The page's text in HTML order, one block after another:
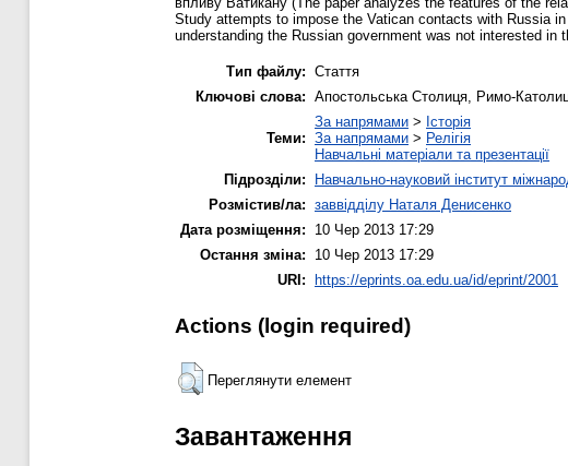
Study attempts to impose the Vatican contacts with Russia
understanding the Russian government was not interested
Тип файлу: Стаття
Ключові слова: Апостольська Cтолиця, Римо-
Теми:
За напрямами > Історія
За напрямами > Релігія
Навчальні матеріали та презентації
Підрозділи:
Навчально-науковий інститут
Розмістив/ла: заввідділу Наталя Денисенко
Дата розміщення:
10 Чер 2013 17:29
Остання зміна:
10 Чер 2013 17:29
URI: https://eprints.oa.edu.ua/id/eprint/2001
Actions (login required)
Переглянути елемент
Завантаження